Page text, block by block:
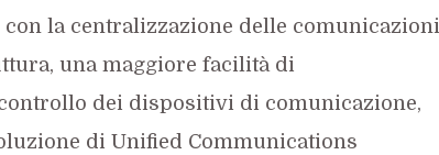
con la centralizzazione delle comunicazioni
una maggiore facilità di
dei dispositivi di comunicazione,
di Unified Communications